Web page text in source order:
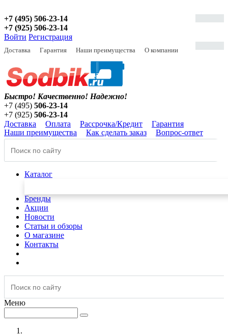
+7 (495) 506-23-14
+7 (925) 506-23-14
Войти Регистрация
Доставка Гарантия Наши преимущества О компании
Быстро! Качественно! Надежно!
+7 (495) 506-23-14
+7 (925) 506-23-14
Доставка
Оплата Рассрочка/Кредит
Гарантия
Наши преимущества
Как сделать заказ Вопрос-ответ
Каталог
Бренды
Акции
Новости
Статьи и обзоры
О магазине
Контакты
Меню